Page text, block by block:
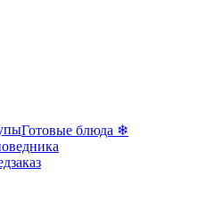
Готовые блюда ❄